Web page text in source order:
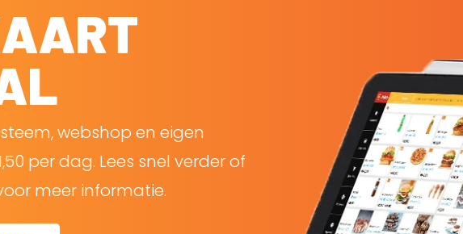
webshop en eigen
per dag. Lees snel verder of
meer informatie.